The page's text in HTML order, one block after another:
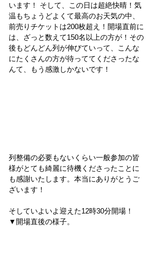
います！ そして、この日は超絶快晴！気
温もちょうどよくて最高のお天気の中、
前売りチケットは200枚超え！開場直前に
は、ざっと数えて150名以上の方が！その
後もどんどん列が伸びていって、こんな
にたくさんの方が待っててくださったな
んて、もう感激しかないです！
列整備の必要もないくらい一般参加の皆
様がとても綺麗に待機くださったことに
も感謝いたします。本当にありがとうご
ざいます！
そしていよいよ迎えた12時30分開場！
▼開場直後の様子。